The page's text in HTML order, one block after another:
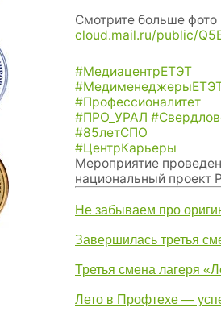
Смотрите больше фото
cloud.mail.ru/public/
#МедиацентрЕТЭТ
#Профессионалитет
#ПРО_УРАЛ
#85летСПО
#ЦентрКарьеры
Мероприятие
национальный
Не забываем про
Завершилась третья
Третья смена лагеря
Лето в Профтехе —